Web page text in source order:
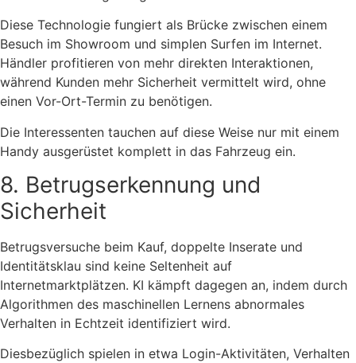
Diese Technologie fungiert als Brücke zwischen einem
Besuch im Showroom und simplen Surfen im Internet.
Händler profitieren von mehr direkten Interaktionen,
während Kunden mehr Sicherheit vermittelt wird, ohne
einen Vor-Ort-Termin zu benötigen.
Die Interessenten tauchen auf diese Weise nur mit einem
Handy ausgerüstet komplett in das Fahrzeug ein.
8. Betrugserkennung und
Sicherheit
Betrugsversuche beim Kauf, doppelte Inserate und
Identitätsklau sind keine Seltenheit auf
Internetmarktplätzen. KI kämpft dagegen an, indem durch
Algorithmen des maschinellen Lernens abnormales
Verhalten in Echtzeit identifiziert wird.
Diesbezüglich spielen in etwa Login-Aktivitäten, Verhalten